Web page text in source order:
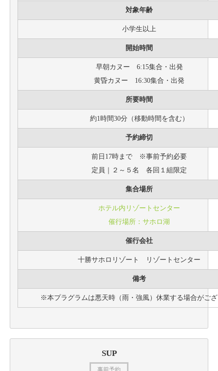
対象年齢
小学生以上
開始時間
早朝カヌー 6:15集合・出発
黄昏カヌー 16:30集合・出発
所要時間
約1時間30分（移動時間を含む）
予約締切
前日17時まで ※事前予約必要
定員｜２～５名 各回１組限定
集合場所
ホテル内リゾートセンター
催行場所：サホロ湖
催行会社
十勝サホロリゾート リゾートセンター
備考
※本プラグラムは悪天時（雨・強風）休業する場合がご
SUP